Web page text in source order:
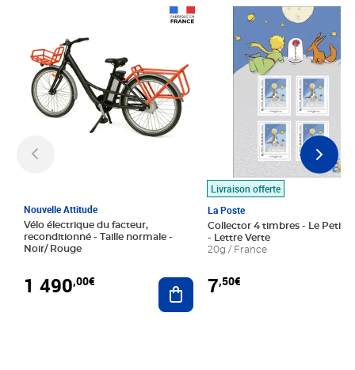
Nouvelle Attitude
Vélo électrique du facteur,
reconditionné - Taille normale -
Noir/ Rouge
1 490,00€ Ajouter au panier
Livraison offerte
La Poste
Collector 4 timbres - Le Petit
- Lettre Verte
20g / France
7,50€
Prix 7,50€